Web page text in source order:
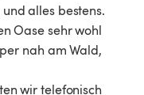
alles bestens.
Oase sehr wohl
nah am Wald,